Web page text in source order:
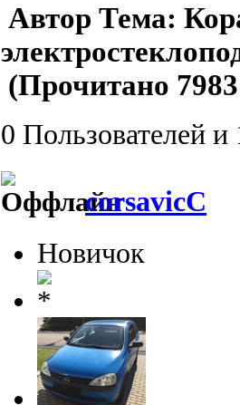
Автор Тема:
(Прочитано
0 Пользователей
corsavicC
Новичок